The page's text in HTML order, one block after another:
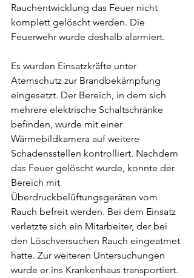
Rauchentwicklung das Feuer nicht
komplett gelöscht werden. Die
Feuerwehr wurde deshalb alarmiert.
Es wurden Einsatzkräfte unter
Atemschutz zur Brandbekämpfung
eingesetzt. Der Bereich, in dem sich
mehrere elektrische Schaltschränke
befinden, wurde mit einer
Wärmebildkamera auf weitere
Schadensstellen kontrolliert. Nachdem
das Feuer gelöscht wurde, konnte der
Bereich mit
Überdruckbelüftungsgeräten vom
Rauch befreit werden. Bei dem Einsatz
verletzte sich ein Mitarbeiter, der bei
den Löschversuchen Rauch eingeatmet
hatte. Zur weiteren Untersuchungen
wurde er ins Krankenhaus transportiert.